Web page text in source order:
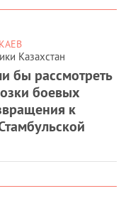
Казахстан
бы рассмотреть
боевых
к